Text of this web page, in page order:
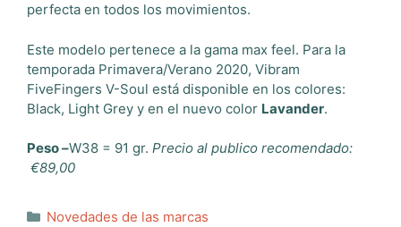
perfecta en todos los movimientos.
Este modelo pertenece a la gama max feel. Para la
temporada Primavera/Verano 2020, Vibram
FiveFingers V-Soul está disponible en los colores:
Black, Light Grey y en el nuevo color Lavander.
Peso –W38 = 91 gr. Precio al publico recomendado:
€89,00
Categorías
Novedades de las marcas